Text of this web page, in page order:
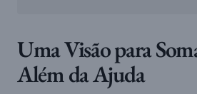
Uma Visão para
Além da Ajuda